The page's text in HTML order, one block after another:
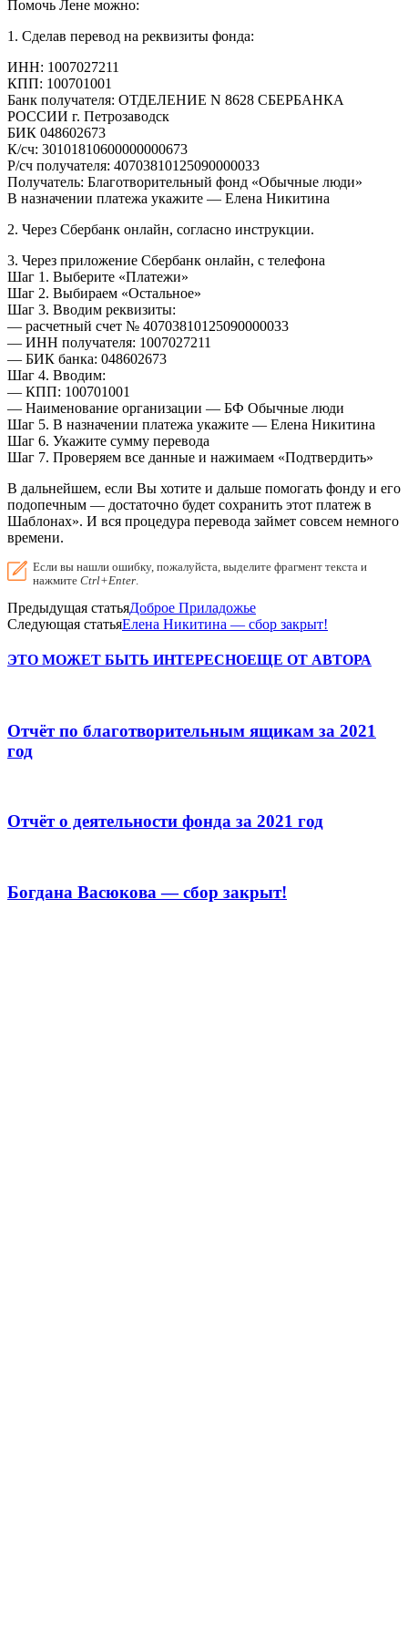
Помочь Лене можно:
1. Сделав перевод на реквизиты фонда:
ИНН: 1007027211
КПП: 100701001
Банк получателя: ОТДЕЛЕНИЕ N 8628 СБЕРБАНКА
РОССИИ г. Петрозаводск
БИК 048602673
К/сч: 30101810600000000673
Р/сч получателя: 40703810125090000033
Получатель: Благотворительный фонд «Обычные люди»
В назначении платежа укажите — Елена Никитина
2. Через Сбербанк онлайн, согласно инструкции.
3. Через приложение Сбербанк онлайн, с телефона
Шаг 1. Выберите «Платежи»
Шаг 2. Выбираем «Остальное»
Шаг 3. Вводим реквизиты:
— расчетный счет № 40703810125090000033
— ИНН получателя: 1007027211
— БИК банка: 048602673
Шаг 4. Вводим:
— КПП: 100701001
— Наименование организации — БФ Обычные люди
Шаг 5. В назначении платежа укажите — Елена Никитина
Шаг 6. Укажите сумму перевода
Шаг 7. Проверяем все данные и нажимаем «Подтвердить»
В дальнейшем, если Вы хотите и дальше помогать фонду и его
подопечным — достаточно будет сохранить этот платеж в
Шаблонах». И вся процедура перевода займет совсем немного
времени.
Если вы нашли ошибку, пожалуйста, выделите фрагмент текста и
нажмите Ctrl+Enter
Предыдущая статьяДоброе Приладожье
Следующая статьяЕлена Никитина — сбор закрыт!
ЭТО МОЖЕТ БЫТЬ ИНТЕРЕСНОЕЩЕ ОТ АВТОРА
Отчёт по благотворительным ящикам за 2021
год
Отчёт о деятельности фонда за 2021 год
Богдана Васюкова — сбор закрыт!